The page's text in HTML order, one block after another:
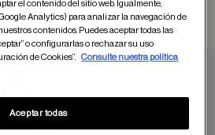
han comprado
el contenido del sitio web. Igualmente,
Analytics) para analizar la navegación de
contenidos. Puedes aceptar todas las
o configurarlas o rechazar su uso
de Cookies”.
Consulte nuestra política
Aceptar todas